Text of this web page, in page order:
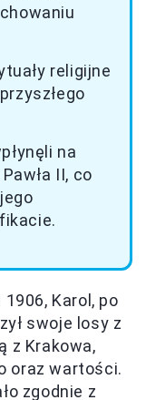
religijne
na
II, co
Karol, po
swoje losy z
z Krakowa,
oraz wartości.
zgodnie z